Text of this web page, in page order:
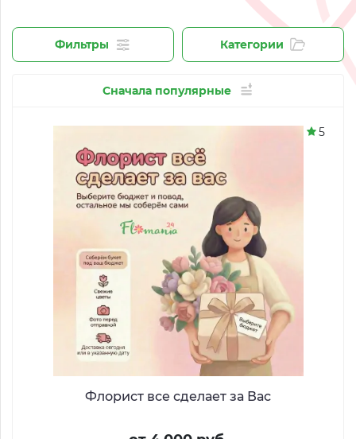
Фильтры Категории
Сначала популярные
Флорист все сделает за Вас
5